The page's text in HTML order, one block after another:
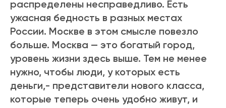
распределены несправедливо. Есть
ужасная бедность в разных местах
России. Москве в этом смысле повезло
больше. Москва — это богатый город,
уровень жизни здесь выше. Тем не менее
нужно, чтобы люди, у которых есть
деньги,- представители нового класса,
которые теперь очень удобно живут, и